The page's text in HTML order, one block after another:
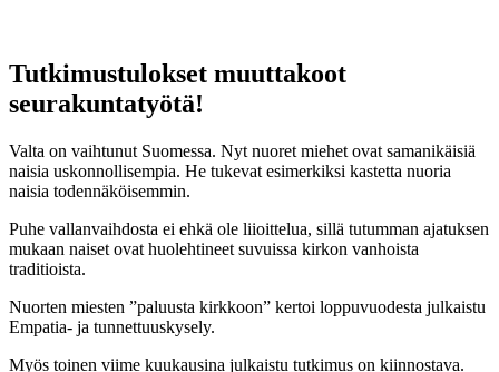
Tutkimustulokset muuttakoot
seurakuntatyötä!
Valta on vaihtunut Suomessa. Nyt nuoret miehet ovat samanikäisiä
naisia uskonnollisempia. He tukevat esimerkiksi kastetta nuoria
naisia todennäköisemmin.
Puhe vallanvaihdosta ei ehkä ole liioittelua, sillä tutumman ajatuksen
mukaan naiset ovat huolehtineet suvuissa kirkon vanhoista
traditioista.
Nuorten miesten ”paluusta kirkkoon” kertoi loppuvuodesta julkaistu
Empatia- ja tunnettuuskysely.
Myös toinen viime kuukausina julkaistu tutkimus on kiinnostava.